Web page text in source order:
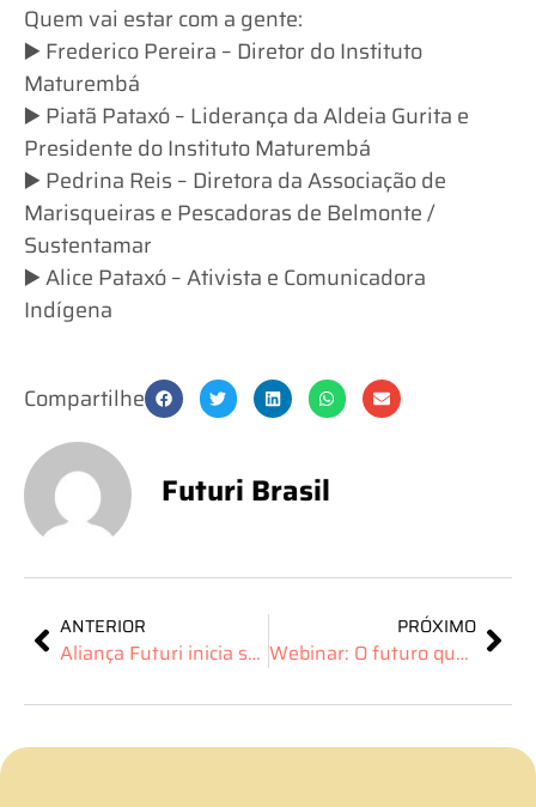
Quem vai estar com a gente:
▶️ Frederico Pereira – Diretor do Instituto
Maturembá
▶️ Piatã Pataxó – Liderança da Aldeia Gurita e
Presidente do Instituto Maturembá
▶️ Pedrina Reis – Diretora da Associação de
Marisqueiras e Pescadoras de Belmonte /
Sustentamar
▶️ Alice Pataxó – Ativista e Comunicadora
Indígena
Compartilhe
Futuri Brasil
ANTERIOR
Aliança Futuri inicia série de webinars para debater turismo regenerativo rumo à COP30
PRÓXIMO
Webinar: O futuro que queremos